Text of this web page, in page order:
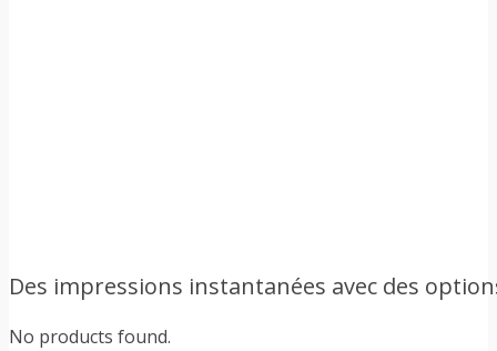
Des impressions instantanées avec des
No products found.